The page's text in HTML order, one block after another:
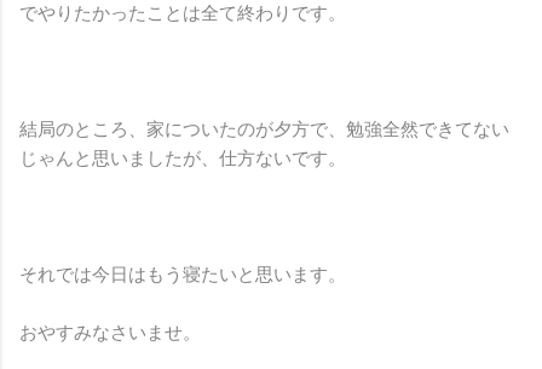
でやりたかったことは全て終わりです。
結局のところ、家についたのが夕方で、勉強全然できてない
じゃんと思いましたが、仕方ないです。
それでは今日はもう寝たいと思います。
おやすみなさいませ。